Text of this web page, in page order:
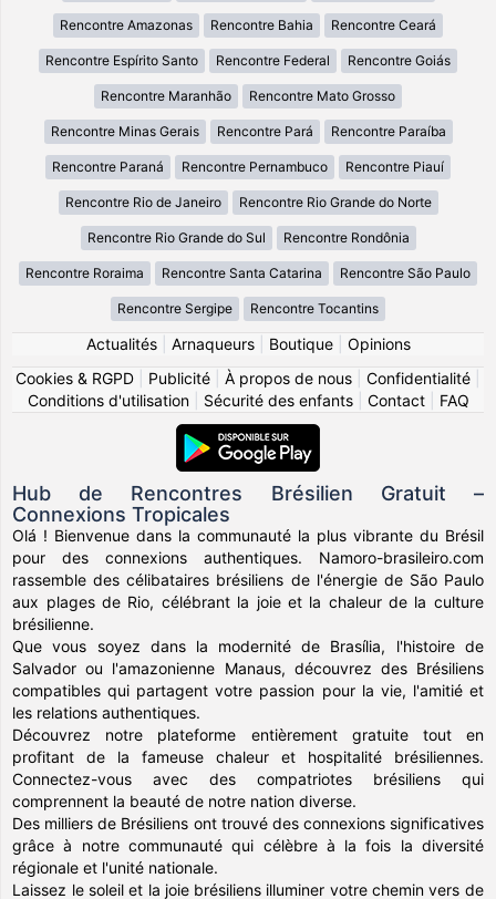
Rencontre Amazonas Rencontre Bahia Rencontre Ceará
Rencontre Espírito Santo Rencontre Federal Rencontre Goiás
Rencontre Maranhão Rencontre Mato Grosso
Rencontre Minas Gerais Rencontre Pará Rencontre Paraíba
Rencontre Paraná Rencontre Pernambuco Rencontre Piauí
Rencontre Rio de Janeiro Rencontre Rio Grande do Norte
Rencontre Rio Grande do Sul Rencontre Rondônia
Rencontre Roraima Rencontre Santa Catarina Rencontre São Paulo
Rencontre Sergipe Rencontre Tocantins
Actualités| Arnaqueurs| Boutique| Opinions
Cookies & RGPD
Publicité À propos de nous Confidentialité
Conditions d'utilisation| Sécurité des enfants| Contact| FAQ
Hub de Rencontres Brésilien Gratuit –
Connexions Tropicales
Olá ! Bienvenue dans la communauté la plus vibrante du Brésil
pour des connexions authentiques. Namoro-brasileiro.com
rassemble des célibataires brésiliens de l'énergie de São Paulo
aux plages de Rio, célébrant la joie et la chaleur de la culture
brésilienne.
Que vous soyez dans la modernité de Brasília, l'histoire de
Salvador ou l'amazonienne Manaus, découvrez des Brésiliens
compatibles qui partagent votre passion pour la vie, l'amitié et
les relations authentiques.
Découvrez notre plateforme entièrement gratuite tout en
profitant de la fameuse chaleur et hospitalité brésiliennes.
Connectez-vous avec des compatriotes brésiliens qui
comprennent la beauté de notre nation diverse.
Des milliers de Brésiliens ont trouvé des connexions significatives
grâce à notre communauté qui célèbre à la fois la diversité
régionale et l'unité nationale.
Laissez le soleil et la joie brésiliens illuminer votre chemin vers de